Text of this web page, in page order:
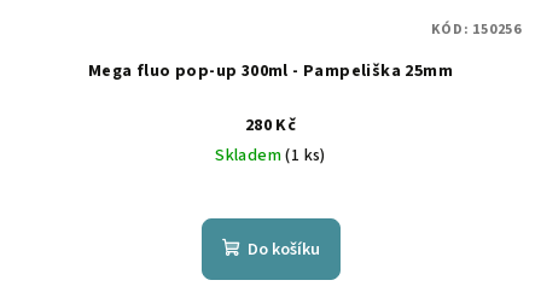
Mega fluo pop-up 300ml - Pampeliška 25mm
280 Kč
Skladem(1 ks)
Do košíku
KÓD: 150256